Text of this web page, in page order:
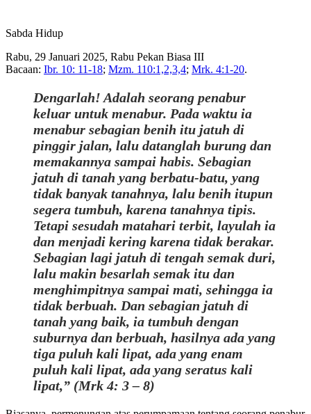
Sabda Hidup
Rabu, 29 Januari 2025, Rabu Pekan Biasa III
Bacaan: Ibr. 10: 11-18; Mzm. 110:1,2,3,4; Mrk. 4:1-20.
Dengarlah! Adalah seorang penabur
keluar untuk menabur. Pada waktu ia
menabur sebagian benih itu jatuh di
pinggir jalan, lalu datanglah burung dan
memakannya sampai habis. Sebagian
jatuh di tanah yang berbatu-batu, yang
tidak banyak tanahnya, lalu benih itupun
segera tumbuh, karena tanahnya tipis.
Tetapi sesudah matahari terbit, layulah ia
dan menjadi kering karena tidak berakar.
Sebagian lagi jatuh di tengah semak duri,
lalu makin besarlah semak itu dan
menghimpitnya sampai mati, sehingga ia
tidak berbuah. Dan sebagian jatuh di
tanah yang baik, ia tumbuh dengan
suburnya dan berbuah, hasilnya ada yang
tiga puluh kali lipat, ada yang enam
puluh kali lipat, ada yang seratus kali
lipat,” (Mrk 4: 3 – 8)